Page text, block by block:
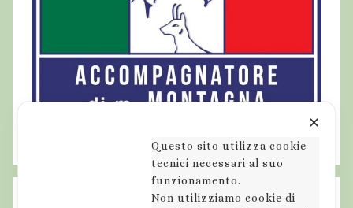
✕
Questo sito utilizza cookie
tecnici necessari al suo
funzionamento.
Non utilizziamo cookie di